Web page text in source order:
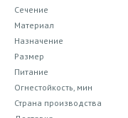
Сечение
Материал
Назначение
Размер
Питание
Огнестойкость, мин
Страна производства